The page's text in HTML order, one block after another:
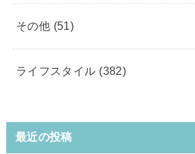
その他 (51)
ライフスタイル (382)
最近の投稿